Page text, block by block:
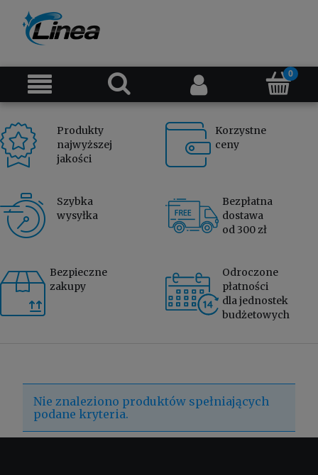
Produkty
najwyższej
jakości
Korzystne
ceny
Szybka
wysyłka
Bezpłatna
dostawa
od 300 zł
Bezpieczne
zakupy
Odroczone
płatności
dla jednostek
budżetowych
Nie znaleziono produktów spełniających
podane kryteria.